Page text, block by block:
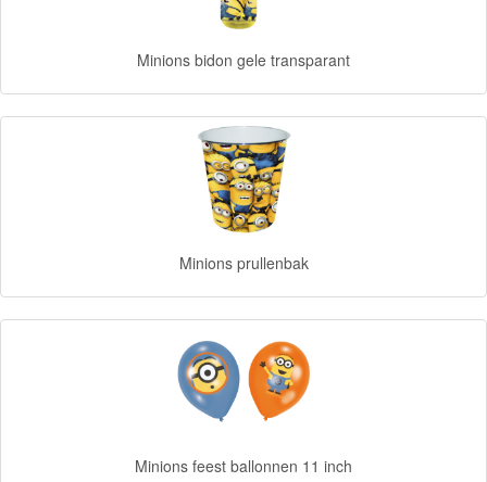
Spiderman
Disney
Minions bidon gele transparant
Minions prullenbak
Minions feest ballonnen 11 inch